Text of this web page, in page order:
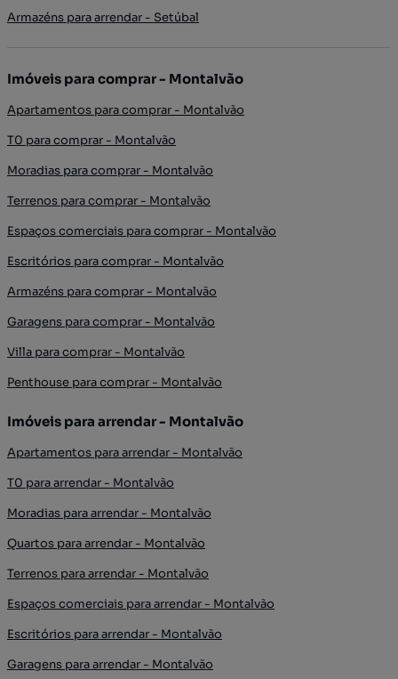
Armazéns para arrendar - Setúbal
Imóveis para comprar - Montalvão
Apartamentos para comprar - Montalvão
T0 para comprar - Montalvão
Moradias para comprar - Montalvão
Terrenos para comprar - Montalvão
Espaços comerciais para comprar - Montalvão
Escritórios para comprar - Montalvão
Armazéns para comprar - Montalvão
Garagens para comprar - Montalvão
Villa para comprar - Montalvão
Penthouse para comprar - Montalvão
Imóveis para arrendar - Montalvão
Apartamentos para arrendar - Montalvão
T0 para arrendar - Montalvão
Moradias para arrendar - Montalvão
Quartos para arrendar - Montalvão
Terrenos para arrendar - Montalvão
Espaços comerciais para arrendar - Montalvão
Escritórios para arrendar - Montalvão
Garagens para arrendar - Montalvão